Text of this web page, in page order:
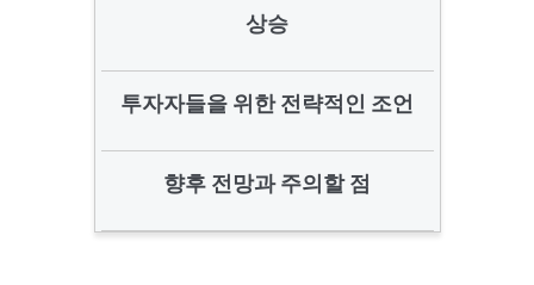
상승
투자자들을 위한 전략적인 조언
향후 전망과 주의할 점